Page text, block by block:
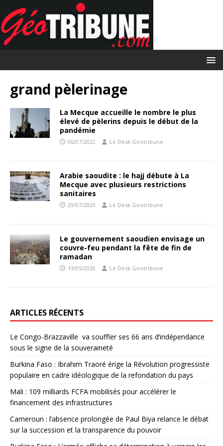
grand pèlerinage
La Mecque accueille le nombre le plus
élevé de pèlerins depuis le début de la
pandémie
06/07/2022 Le Desk Geotribune
Arabie saoudite : le hajj débute à La
Mecque avec plusieurs restrictions
sanitaires
29/07/2020 Le Desk Geotribune
Le gouvernement saoudien envisage un
couvre-feu pendant la fête de fin de
ramadan
13/05/2020 Le Desk Geotribune
ARTICLES RÉCENTS
Le Congo-Brazzaville va souffler ses 66 ans d’indépendance
sous le signe de la souveraineté
Burkina Faso : Ibrahim Traoré érige la Révolution progressiste
populaire en cadre idéologique de la refondation du pays
Mali : 109 milliards FCFA mobilisés pour accélérer le
financement des infrastructures
Cameroun : l’absence prolongée de Paul Biya relance le débat
sur la succession et la transparence du pouvoir